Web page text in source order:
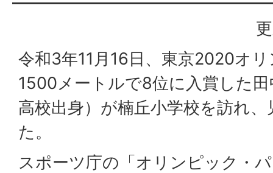
令和3年11月16日、東京2020オ
1500メートルで8位に入賞した
高校出身）が楠丘小学校を訪れ
た。
スポーツ庁の「オリンピック・